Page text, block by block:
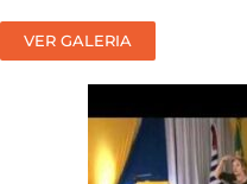
VER GALERIA